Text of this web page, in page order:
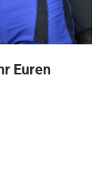
Euren